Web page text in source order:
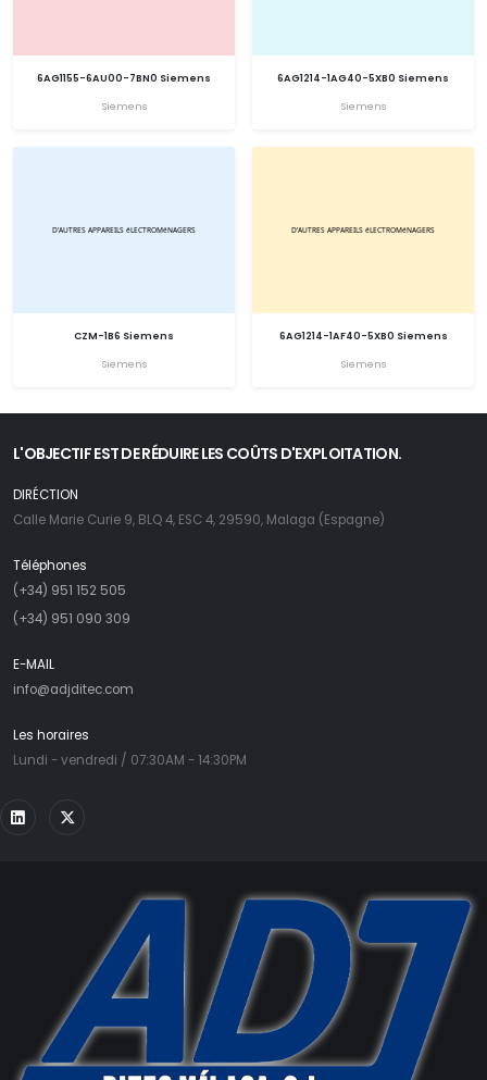
6AG1155-6AU00-7BN0 Siemens
Siemens
6AG1214-1AG40-5XB0 Siemens
Siemens
CZM-1B6 Siemens
Siemens
6AG1214-1AF40-5XB0 Siemens
Siemens
L'OBJECTIF EST DE RÉDUIRE LES COÛTS D'EXPLOITATION.
DIRÉCTION
Calle Marie Curie 9, BLQ 4, ESC 4, 29590, Malaga (Espagne)
Téléphones
(+34) 951 152 505
(+34) 951 090 309
E-MAIL
info@adjditec.com
Les horaires
Lundi - vendredi / 07:30AM - 14:30PM